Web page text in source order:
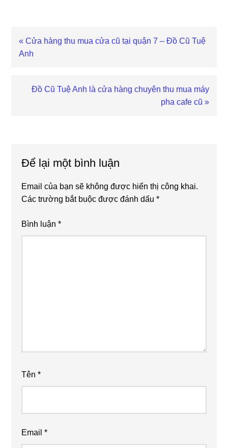
Previous
Post:
« Cửa hàng thu mua cửa cũ tại quận 7 – Đồ Cũ Tuệ
Anh
Next
Đồ Cũ Tuệ Anh là cửa hàng chuyên thu mua máy
pha cafe cũ »
Để lại một bình luận
Email của bạn sẽ không được hiển thị công khai.
Các trường bắt buộc được đánh dấu*
Bình luận*
Tên*
Email*